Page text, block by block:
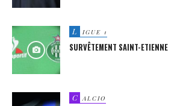
L IGUE 1
SURVÊTEMENT SAINT-ETIENNE
C ALCIO